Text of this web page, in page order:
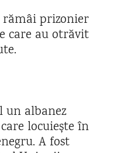
rămâi prizonier
care au otrăvit
un albanez
locuiește în
A fost